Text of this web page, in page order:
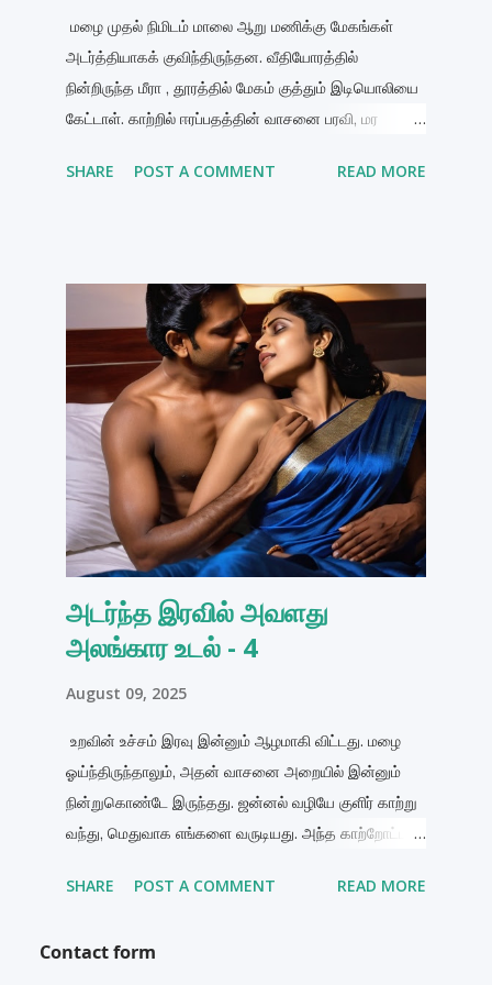
மழை முதல் நிமிடம் மாலை ஆறு மணிக்கு மேகங்கள்
அடர்த்தியாகக் குவிந்திருந்தன. வீதியோரத்தில்
நின்றிருந்த மீரா , தூரத்தில் மேகம் குத்தும் இடியொலியை
கேட்டாள். காற்றில் ஈரப்பதத்தின் வாசனை பரவி, மர
சேலையின் பல்லுவைச் சற்று பிடித்துக் கொண்டாள். ஒரு
என்று அவள் மெதுவாக சொல்லிக்கொண்டாள். சில
வினாடிகளில் மழை பலமாக வந்தது. தலைமுடி, முகம்,
தோள் — அனைத்தும் நனையும் அளவுக்கு மழை
கொட்டியது. அப்போதே, கையில் கருப்பு குடையுடன்
அருண் விரைந்து வந்தான். "மீரா! இவ்வளவு மழையில் ஏன்
நின்றுகொண்டிருக்கிறாய்? உள்ளே போயிருக்கலாமே!" —
அவன் சிரித்தபடி கேட்டான். மீரா பதில் சொல்லவில்லை.
மழை அவளது கூந்தலை முழுக்க நனைத்து, நீண்ட
தலைமுடி அவளது தோள்மேல் ஒட்டியிருந்தது. அந்த
தோளில் தேங்கியிருந்த துளிகள், மெதுவாக அவளது
சேலைக்குள் வழிந்தன. அருணின் கண்கள் அந்த
காட்சியை சில வினாடிகள் பார்த்தன. அவன் குடையை
SHARE POST A COMMENT READ MORE
அடர்ந்த இரவில் அவளது
அலங்கார உடல் - 4
August 09, 2025
உறவின் உச்சம் இரவு இன்னும் ஆழமாகி விட்டது. மழை
ஓய்ந்திருந்தாலும், அதன் வாசனை அறையில் இன்னும்
நின்றுகொண்டே இருந்தது. ஜன்னல் வழியே குளிர் காற்று
வந்து, மெதுவாக எங்களை வருடியது. அந்த காற்றோட்டம்,
மென்மையாக இருந்தது. மாயா என் அருகில்
துடிப்பை அவள் கேட்டு கொண்டிருப்பதை நான்
SHARE POST A COMMENT READ MORE
Contact form